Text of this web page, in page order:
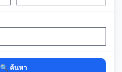
🔍 ค้นหา